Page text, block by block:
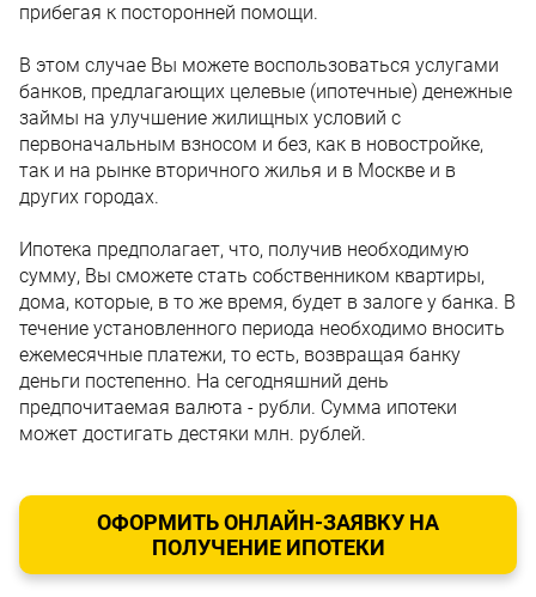
прибегая к посторонней помощи.
В этом случае Вы можете воспользоваться услугами
банков, предлагающих целевые (ипотечные) денежные
займы на улучшение жилищных условий с
первоначальным взносом и без, как в новостройке,
так и на рынке вторичного жилья и в Москве и в
других городах.
Ипотека предполагает, что, получив необходимую
сумму, Вы сможете стать собственником квартиры,
дома, которые, в то же время, будет в залоге у банка. В
течение установленного периода необходимо вносить
ежемесячные платежи, то есть, возвращая банку
деньги постепенно. На сегодняшний день
предпочитаемая валюта - рубли. Сумма ипотеки
может достигать дестяки млн. рублей.
ОФОРМИТЬ ОНЛАЙН-ЗАЯВКУ НА
ПОЛУЧЕНИЕ ИПОТЕКИ